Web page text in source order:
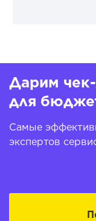
Дарим
для
Самые
экспертов